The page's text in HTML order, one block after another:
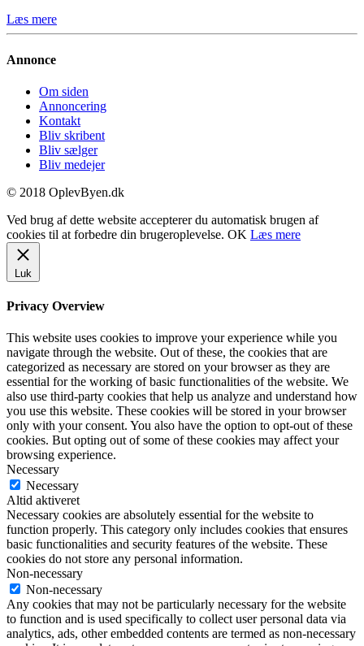
Læs mere
Annonce
Om siden
Annoncering
Kontakt
Bliv skribent
Bliv sælger
Bliv medejer
© 2018 OplevByen.dk
Ved brug af dette website accepterer du automatisk brugen af
cookies til at forbedre din brugeroplevelse. OK Læs mere
Luk
Privacy Overview
This website uses cookies to improve your experience while you
navigate through the website. Out of these, the cookies that are
categorized as necessary are stored on your browser as they are
essential for the working of basic functionalities of the website. We
also use third-party cookies that help us analyze and understand how
you use this website. These cookies will be stored in your browser
only with your consent. You also have the option to opt-out of these
cookies. But opting out of some of these cookies may affect your
browsing experience.
Necessary
Necessary
Altid aktiveret
Necessary cookies are absolutely essential for the website to
function properly. This category only includes cookies that ensures
basic functionalities and security features of the website. These
cookies do not store any personal information.
Non-necessary
Non-necessary
Any cookies that may not be particularly necessary for the website
to function and is used specifically to collect user personal data via
analytics, ads, other embedded contents are termed as non-necessary